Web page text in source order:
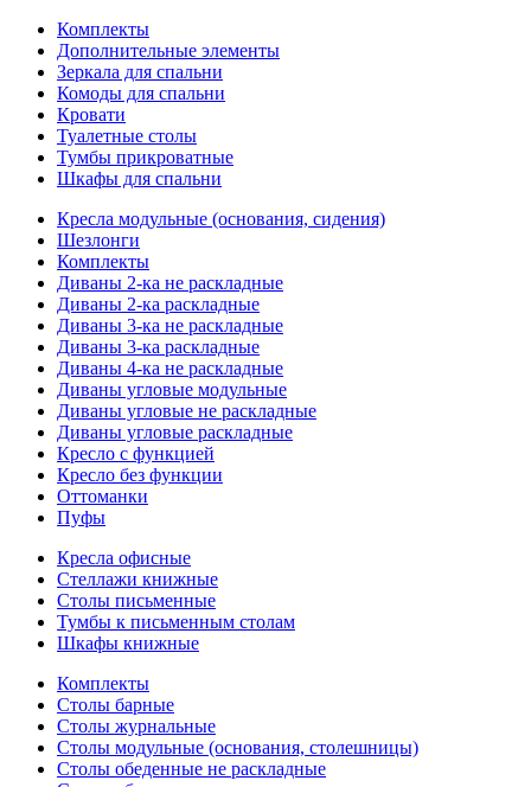
Комплекты
Дополнительные элементы
Зеркала для спальни
Комоды для спальни
Кровати
Туалетные столы
Тумбы прикроватные
Шкафы для спальни
Кресла модульные (основания, сидения)
Шезлонги
Комплекты
Диваны 2-ка не раскладные
Диваны 2-ка раскладные
Диваны 3-ка не раскладные
Диваны 3-ка раскладные
Диваны 4-ка не раскладные
Диваны угловые модульные
Диваны угловые не раскладные
Диваны угловые раскладные
Кресло с функцией
Кресло без функции
Оттоманки
Пуфы
Кресла офисные
Стеллажи книжные
Столы письменные
Тумбы к письменным столам
Шкафы книжные
Комплекты
Столы барные
Столы журнальные
Столы модульные (основания, столешницы)
Столы обеденные не раскладные